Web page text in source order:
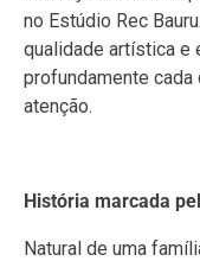
no Estúdio Rec
qualidade artística e
profundamente
atenção.
História marcada
Natural de uma